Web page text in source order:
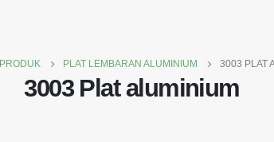
PRODUK PLAT LEMBARAN ALUMINIUM 3003 PLAT
3003 Plat aluminium